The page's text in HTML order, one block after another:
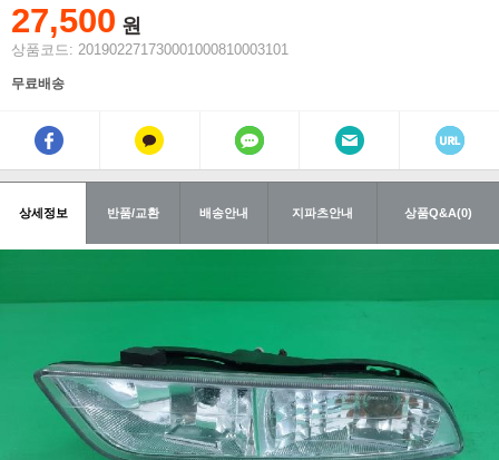
27,500 원
상품코드: 201902271730001000810003101
무료배송
상세정보 반품/교환 배송안내 지파츠안내 상품Q&A(0)